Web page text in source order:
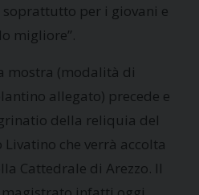
per i giovani e
migliore”.
mostra (modalità di
allegato) precede e
della reliquia del
Livatino che verrà accolta
Cattedrale di Arezzo. Il